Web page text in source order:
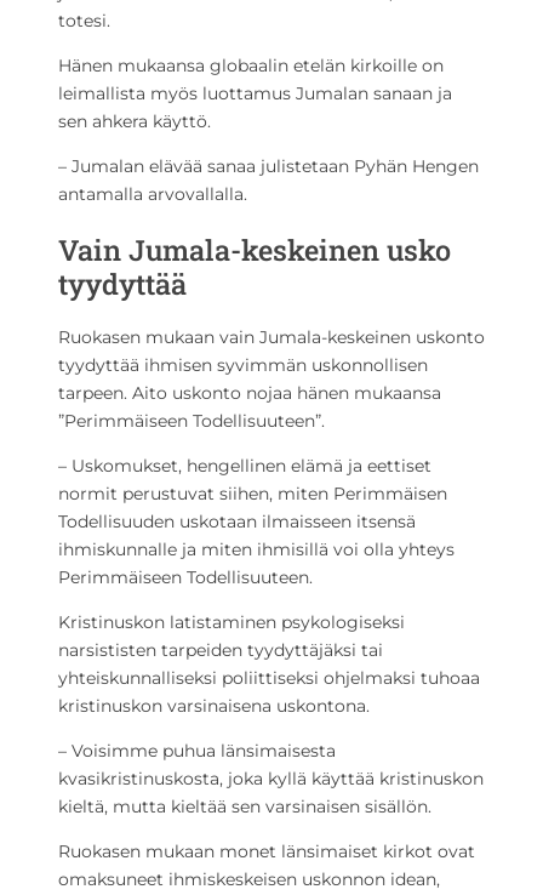
totesi.
Hänen mukaansa globaalin etelän kirkoille on
leimallista myös luottamus Jumalan sanaan ja
sen ahkera käyttö.
– Jumalan elävää sanaa julistetaan Pyhän Hengen
antamalla arvovallalla.
Vain Jumala-keskeinen usko
tyydyttää
Ruokasen mukaan vain Jumala-keskeinen uskonto
tyydyttää ihmisen syvimmän uskonnollisen
tarpeen. Aito uskonto nojaa hänen mukaansa
”Perimmäiseen Todellisuuteen”.
– Uskomukset, hengellinen elämä ja eettiset
normit perustuvat siihen, miten Perimmäisen
Todellisuuden uskotaan ilmaisseen itsensä
ihmiskunnalle ja miten ihmisillä voi olla yhteys
Perimmäiseen Todellisuuteen.
Kristinuskon latistaminen psykologiseksi
narsististen tarpeiden tyydyttäjäksi tai
yhteiskunnalliseksi poliittiseksi ohjelmaksi tuhoaa
kristinuskon varsinaisena uskontona.
– Voisimme puhua länsimaisesta
kvasikristinuskosta, joka kyllä käyttää kristinuskon
kieltä, mutta kieltää sen varsinaisen sisällön.
Ruokasen mukaan monet länsimaiset kirkot ovat
omaksuneet ihmiskeskeisen uskonnon idean,